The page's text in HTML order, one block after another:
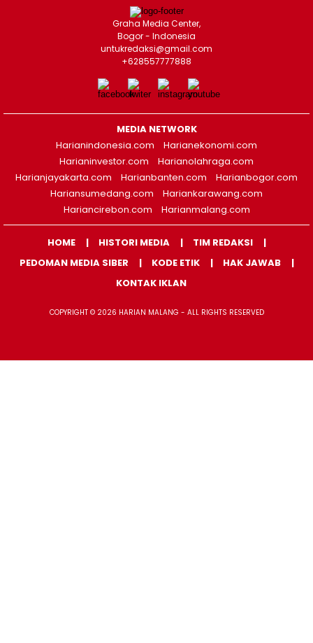
Graha Media Center,
Bogor - Indonesia
untukredaksi@gmail.com
+628557777888
MEDIA NETWORK
Harianindonesia.com
Harianekonomi.com
Harianinvestor.com
Harianolahraga.com
Harianjayakarta.com
Harianbanten.com
Harianbogor.com
Hariansumedang.com
Hariankarawang.com
Hariancirebon.com
Harianmalang.com
HOME HISTORI MEDIA
TIM REDAKSI
PEDOMAN MEDIA SIBER
KODE ETIK
HAK JAWAB
KONTAK IKLAN
COPYRIGHT © 2026 HARIAN MALANG - ALL RIGHTS RESERVED